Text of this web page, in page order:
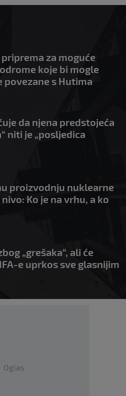
za moguće
koje bi mogle
s Hutima
da njena predstojeća
niti je „posljedica
proizvodnju nuklearne
Ko je na vrhu, a ko
„grešaka“, ali će
e uprkos sve glasnijim
Oglas